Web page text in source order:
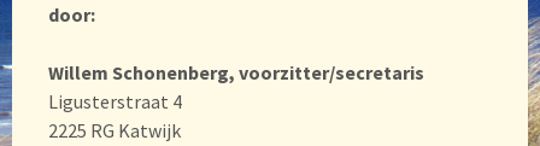
door:
Willem Schonenberg, voorzitter/secretaris
Ligusterstraat 4
2225 RG Katwijk